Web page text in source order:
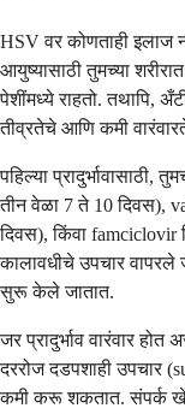
HSV वर कोणताही इलाज
आयुष्यासाठी तुमच्या
पेशींमध्ये राहतो. तथापि,
तीव्रतेचे आणि कमी
पहिल्या प्रादुर्भावासाठी,
तीन वेळा 7 ते 10 दिवस),
दिवस), किंवा famciclovir
कालावधीचे उपचार वापरले
सुरू केले जातात.
जर प्रादुर्भाव वारंवार
दररोज दडपशाही उपचार
कमी करू शकतात. संपर्क